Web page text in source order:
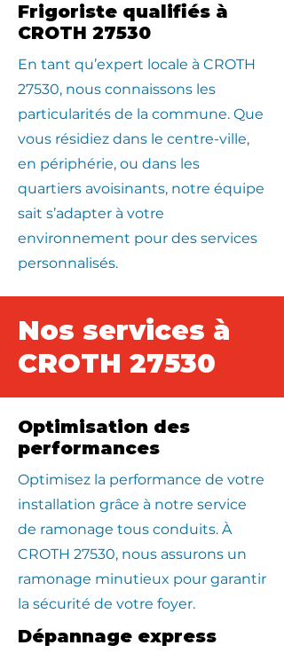
Frigoriste qualifiés à
CROTH 27530
En tant qu’expert locale à CROTH
27530, nous connaissons les
particularités de la commune. Que
vous résidiez dans le centre-ville,
en périphérie, ou dans les
quartiers avoisinants, notre équipe
sait s’adapter à votre
environnement pour des services
personnalisés.
Nos services à
CROTH 27530
Optimisation des
performances
Optimisez la performance de votre
installation grâce à notre service
de ramonage tous conduits. À
CROTH 27530, nous assurons un
ramonage minutieux pour garantir
la sécurité de votre foyer.
Dépannage express